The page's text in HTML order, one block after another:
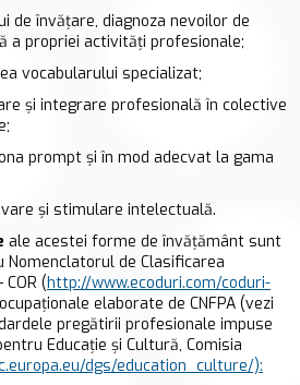
de învăţare, diagnoza nevoilor de
a propriei activităţi profesionale;
vocabularului specializat;
şi integrare profesională în colective
prompt şi în mod adecvat la gama
şi stimulare intelectuală.
ale acestei forme de învăţământ sunt
de Clasificarea
(http://www.ecoduri.com/coduri-
elaborate de CNFPA (vezi
pregătirii profesionale impuse
Educație și Cultură, Comisia
dgs/education_culture/):